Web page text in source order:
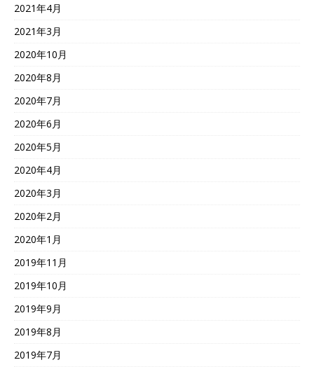
2021年4月
2021年3月
2020年10月
2020年8月
2020年7月
2020年6月
2020年5月
2020年4月
2020年3月
2020年2月
2020年1月
2019年11月
2019年10月
2019年9月
2019年8月
2019年7月